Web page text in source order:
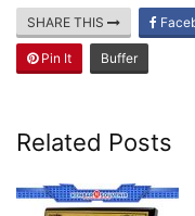
SHARE THIS
Pin It Buffer
Related Posts